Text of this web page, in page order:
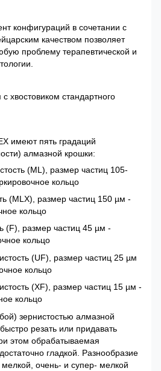
конфигураций в сочетании с
качеством позволяет
проблему терапевтической и
хвостовиком стандартного
имеют пять градаций
алмазной крошки:
(ML), размер частиц 105-
кольцо
(MLX), размер частиц 150 µм -
кольцо
(F), размер частиц 45 µм -
кольцо
(UF), размер частиц 25 µм
кольцо
(XF), размер частиц 15 µм -
кольцо
зернистостью алмазной
резать или придавать
этом обрабатываемая
гладкой. Разнообразие
очень- и супер- мелкой